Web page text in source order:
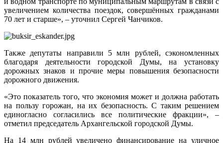
увеличением количества поездок, совершённых гражданами
70 лет и старше», – уточнил Сергей Чанчиков.
Также депутаты направили 5 млн рублей, сэкономленных
благодаря деятельности городской Думы, на установку
дорожных знаков и прочие меры повышения безопасности
дорожного движения.
«Это показатель того, что экономия может и должна работать
на пользу горожан, на их безопасность. С таким решением
единогласно согласились все политические фракции», –
отметил председатель Архангельской городской Думы.
На 14 млн рублей увеличено финансирование на уличное